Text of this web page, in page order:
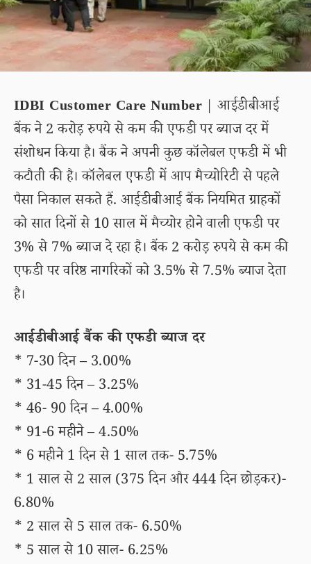
IDBI Customer Care Number | आईडीबीआई
बैंक ने 2 करोड़ रुपये से कम की एफडी पर ब्याज दर में
संशोधन किया है। बैंक ने अपनी कुछ कॉलेबल एफडी में भी
कटौती की है। कॉलेबल एफडी में आप मैच्योरिटी से पहले
पैसा निकाल सकते हैं. आईडीबीआई बैंक नियमित ग्राहकों
को सात दिनों से 10 साल में मैच्योर होने वाली एफडी पर
3% से 7% ब्याज दे रहा है। बैंक 2 करोड़ रुपये से कम की
एफडी पर वरिष्ठ नागरिकों को 3.5% से 7.5% ब्याज देता
है।
आईडीबीआई बैंक की एफडी ब्याज दर
* 7-30 दिन – 3.00%
* 31-45 दिन – 3.25%
* 46- 90 दिन – 4.00%
* 91-6 महीने – 4.50%
* 6 महीने 1 दिन से 1 साल तक- 5.75%
* 1 साल से 2 साल (375 दिन और 444 दिन छोड़कर)-
6.80%
* 2 साल से 5 साल तक- 6.50%
* 5 साल से 10 साल- 6.25%